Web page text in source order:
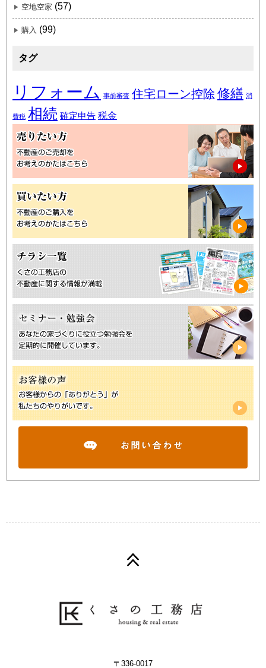
空地空家 (57)
購入 (99)
タグ
リフォーム 事前審査 住宅ローン控除 修繕 消
費税 相続 確定申告 税金
〒336-0017